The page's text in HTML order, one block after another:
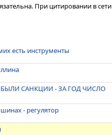
При цитировании в сети
есть инструменты
САНКЦИИ - ЗА ГОД ЧИСЛО
- регулятор